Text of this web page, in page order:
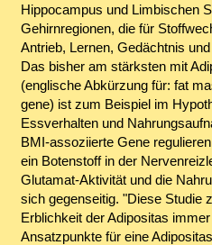
Hippocampus und Limbischen
Gehirnregionen, die für
Antrieb, Lernen, Gedächtnis
Das bisher am stärksten mit
(englische Abkürzung für: fat
gene) ist zum Beispiel im
Essverhalten und
BMI-assoziierte Gene
ein Botenstoff in der
Glutamat-Aktivität und die
sich gegenseitig. "Diese Studie
Erblichkeit der Adipositas
Ansatzpunkte für eine